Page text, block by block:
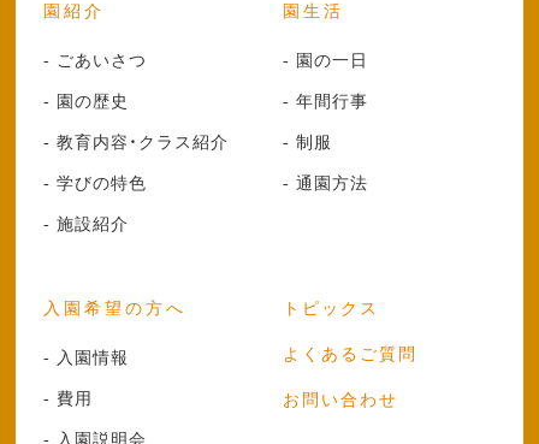
園紹介
- ごあいさつ
- 園の歴史
- 教育内容・クラス紹介
- 学びの特色
- 施設紹介
園生活
- 園の一日
- 年間行事
- 制服
- 通園方法
入園希望の方へ
- 入園情報
- 費用
- 入園説明会
トピックス
よくあるご質問
お問い合わせ